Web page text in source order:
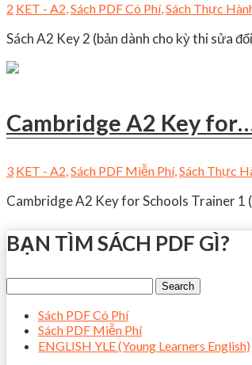
2 KET - A2,Sách PDF Có Phí,Sách Thực
Sách A2 Key 2 (bản dành cho kỳ thi sửa
Cambridge A2 Key
3 KET - A2,Sách PDF Miễn Phí,Sách Thực
Cambridge A2 Key for Schools Trainer
BẠN TÌM SÁCH PDF GÌ?
Sách PDF Có Phí
Sách PDF Miễn Phí
ENGLISH YLE (Young Learners English)